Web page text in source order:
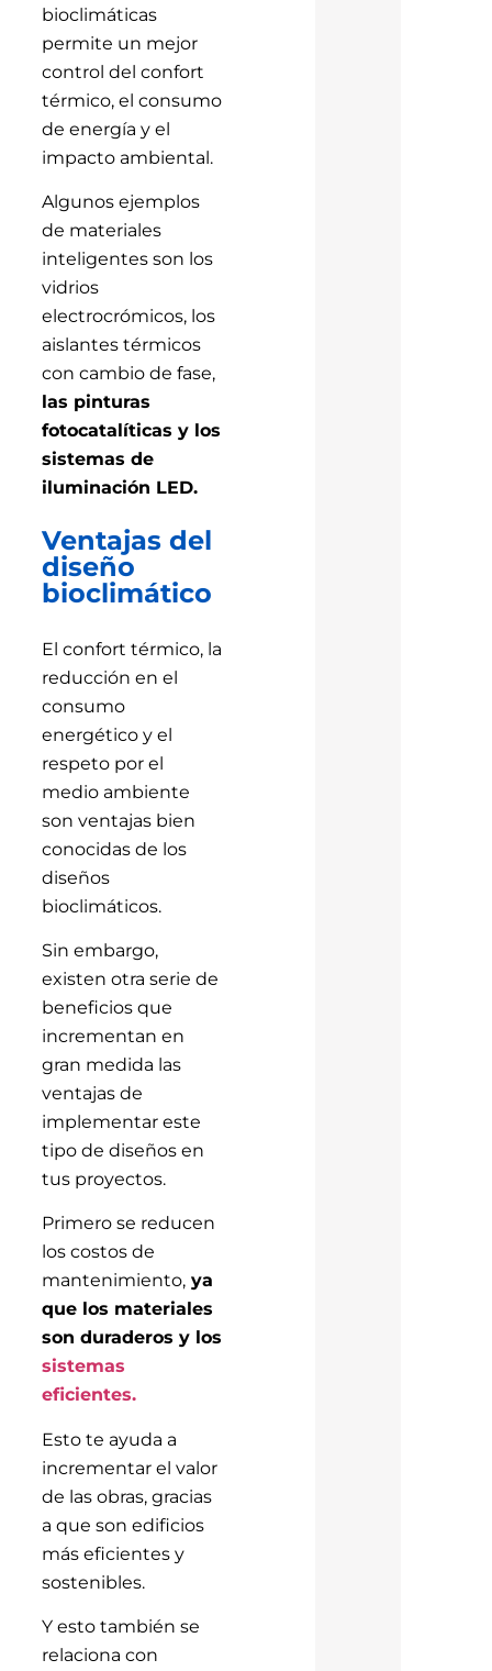
bioclimáticas
permite un mejor
control del confort
térmico, el consumo
de energía y el
impacto ambiental.
Algunos ejemplos
de materiales
inteligentes son los
vidrios
electrocrómicos, los
aislantes térmicos
con cambio de fase,
las pinturas
fotocatalíticas y los
sistemas de
iluminación LED.
Ventajas del
diseño
bioclimático
El confort térmico, la
reducción en el
consumo
energético y el
respeto por el
medio ambiente
son ventajas bien
conocidas de los
diseños
bioclimáticos.
Sin embargo,
existen otra serie de
beneficios que
incrementan en
gran medida las
ventajas de
implementar este
tipo de diseños en
tus proyectos.
Primero se reducen
los costos de
mantenimiento,ya
que los materiales
son duraderos y los
sistemas
eficientes.
Esto te ayuda a
incrementar el valor
de las obras, gracias
a que son edificios
más eficientes y
sostenibles.
Y esto también se
relaciona con